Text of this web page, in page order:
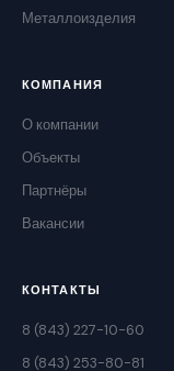
Металлоизделия
КОМПАНИЯ
О компании
Объекты
Партнёры
Вакансии
КОНТАКТЫ
8 (843) 227-10-60
8 (843) 253-80-81